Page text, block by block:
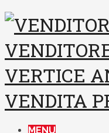
VERTICE
VENDITA
MENU